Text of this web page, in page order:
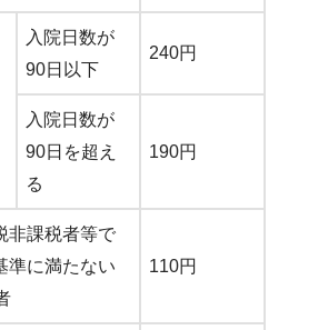
入院日数が
90日以下
240円
入院日数が
90日を超え
る
190円
課税者等で
準に満たない
110円